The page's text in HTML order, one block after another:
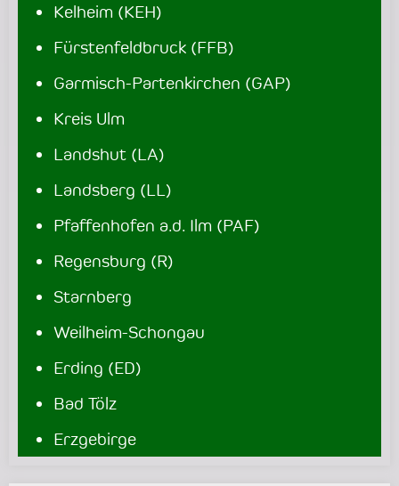
Kelheim (KEH)
Fürstenfeldbruck (FFB)
Garmisch-Partenkirchen (GAP)
Kreis Ulm
Landshut (LA)
Landsberg (LL)
Pfaffenhofen a.d. Ilm (PAF)
Regensburg (R)
Starnberg
Weilheim-Schongau
Erding (ED)
Bad Tölz
Erzgebirge